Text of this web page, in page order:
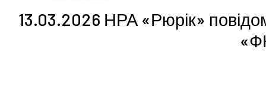
13.03.2026 НРА «Рюрік»